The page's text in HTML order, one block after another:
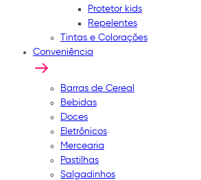
Protetor kids
Repelentes
Tintas e Colorações
Conveniência
Barras de Cereal
Bebidas
Doces
Eletrônicos
Mercearia
Pastilhas
Salgadinhos